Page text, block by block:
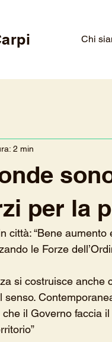
Chi
per la
2 min
città: “Bene
le Forze
si costruisce anche
il Governo faccia